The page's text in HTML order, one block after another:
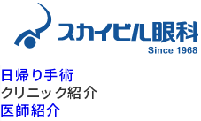
日帰り手術
クリニック紹介
医師紹介